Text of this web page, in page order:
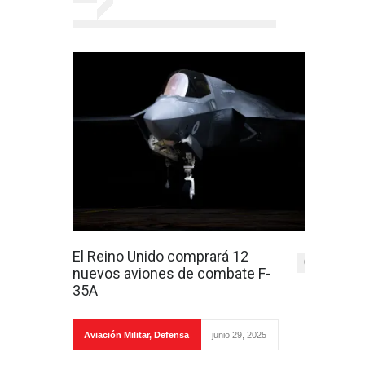
El Reino Unido comprará 12
nuevos aviones de combate F-
35A
0
Aviación Militar, Defensa junio 29, 2025